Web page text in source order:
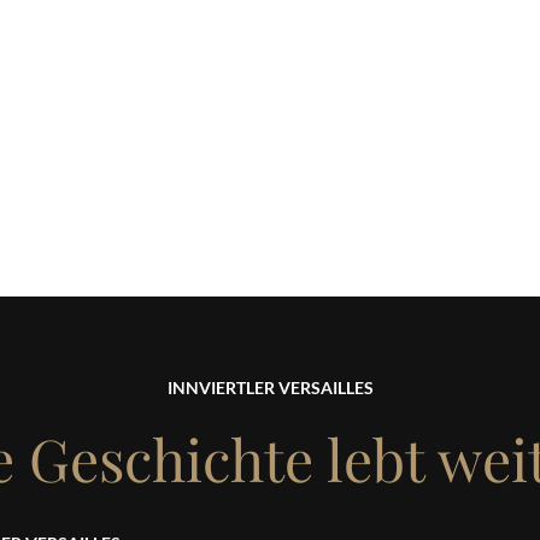
INNVIERTLER VERSAILLES
Geschichte lebt